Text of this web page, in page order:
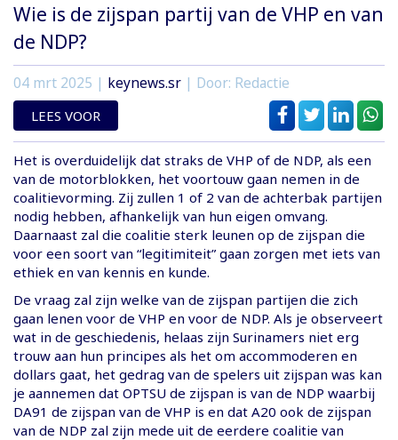
Wie is de zijspan partij van de VHP en van
de NDP?
04 mrt 2025 | keynews.sr | Door: Redactie
LEES VOOR
Het is overduidelijk dat straks de VHP of de NDP, als een
van de motorblokken, het voortouw gaan nemen in de
coalitievorming. Zij zullen 1 of 2 van de achterbak partijen
nodig hebben, afhankelijk van hun eigen omvang.
Daarnaast zal die coalitie sterk leunen op de zijspan die
voor een soort van “legitimiteit” gaan zorgen met iets van
ethiek en van kennis en kunde.
De vraag zal zijn welke van de zijspan partijen die zich
gaan lenen voor de VHP en voor de NDP. Als je observeert
wat in de geschiedenis, helaas zijn Surinamers niet erg
trouw aan hun principes als het om accommoderen en
dollars gaat, het gedrag van de spelers uit zijspan was kan
je aannemen dat OPTSU de zijspan is van de NDP waarbij
DA91 de zijspan van de VHP is en dat A20 ook de zijspan
van de NDP zal zijn mede uit de eerdere coalitie van